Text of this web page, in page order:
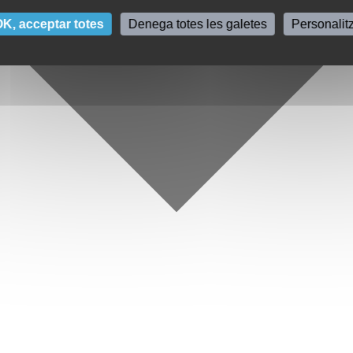
acceptar totes Denega totes les galetes